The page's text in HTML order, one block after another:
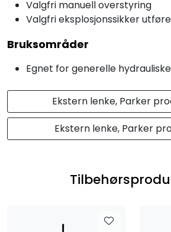
Valgfri manuell overstyring
Valgfri eksplosjonssikker
Bruksområder
Egnet for generelle
Ekstern lenke, Parker
Ekstern lenke, Parker